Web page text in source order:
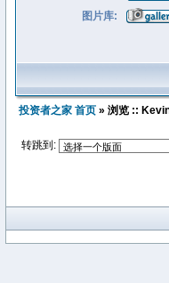
图片库:
投资者之家 首页 » 浏览 ::
转跳到: